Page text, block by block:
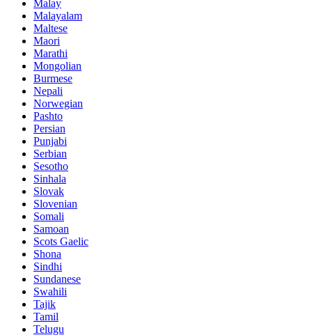
Malay
Malayalam
Maltese
Maori
Marathi
Mongolian
Burmese
Nepali
Norwegian
Pashto
Persian
Punjabi
Serbian
Sesotho
Sinhala
Slovak
Slovenian
Somali
Samoan
Scots Gaelic
Shona
Sindhi
Sundanese
Swahili
Tajik
Tamil
Telugu